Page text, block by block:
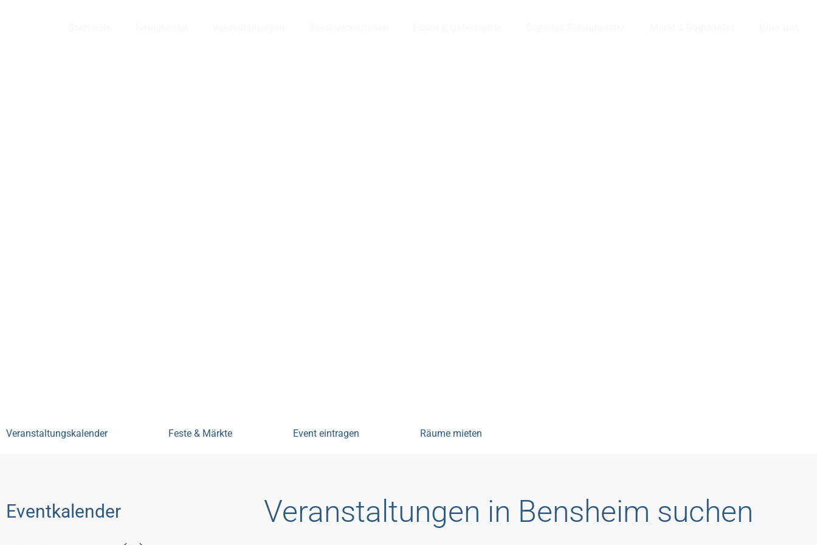
Veranstaltungskalender Feste & Märkte Event eintragen Räume mieten
Eventkalender Veranstaltungen in Bensheim suchen